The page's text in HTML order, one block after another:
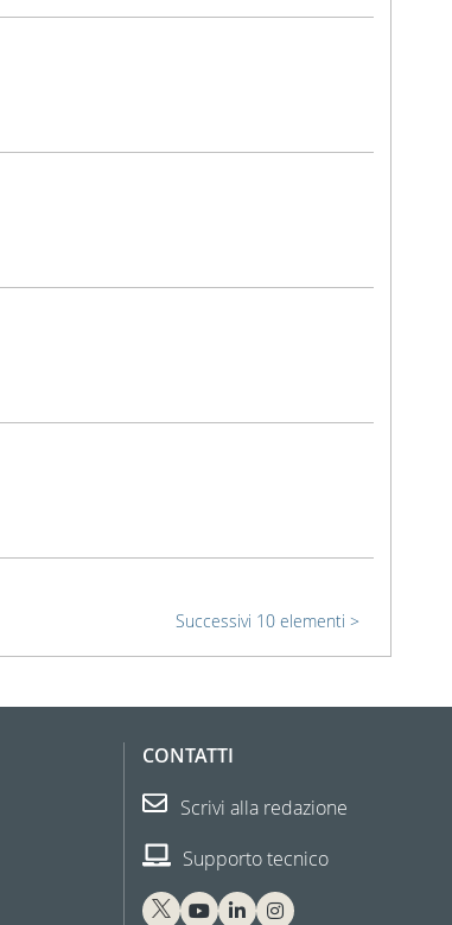
Successivi 10 elementi
CONTATTI
Scrivi alla redazione
Supporto tecnico